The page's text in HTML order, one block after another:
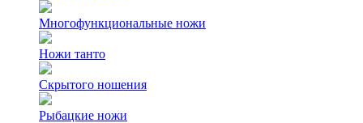
Многофункциональные ножи
Ножи танто
Скрытого ношения
Рыбацкие ножи